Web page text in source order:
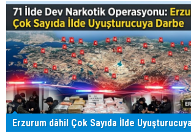
Erzurum dâhil Çok Sayıda İlde